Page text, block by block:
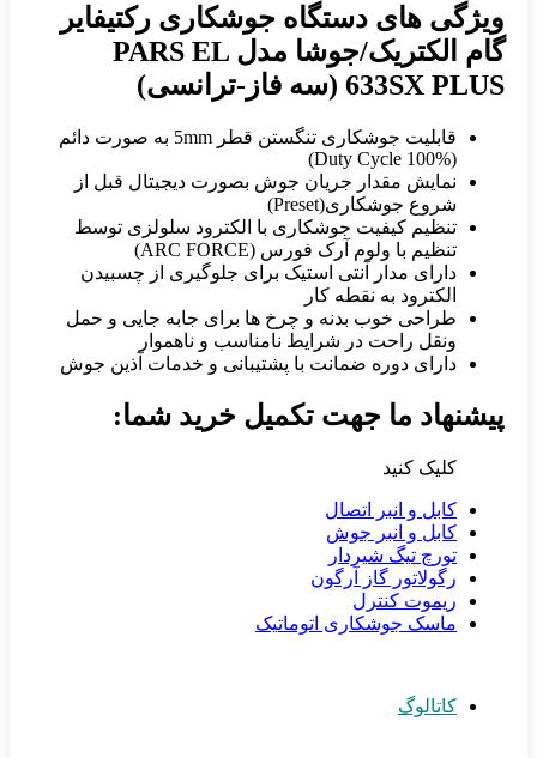
ویژگی های دستگاه جوشکاری رکتیفایر
گام الکتریک/جوشا مدل PARS EL
633SX PLUS (سه فاز-ترانسی)
قابلیت جوشکاری تنگستن قطر 5mm به صورت دائم
(Duty Cycle 100%)
نمایش مقدار جریان جوش بصورت دیجیتال قبل از
شروع جوشکاری(Preset)
تنظیم کیفیت جوشکاری با الکترود سلولزی توسط
تنظیم با ولوم آرک فورس (ARC FORCE)
دارای مدار آنتی استیک برای جلوگیری از چسبیدن
الکترود به نقطه کار
طراحی خوب بدنه و چرخ ها برای جابه جایی و حمل
ونقل راحت در شرایط نامناسب و ناهموار
دارای دوره ضمانت با پشتیبانی و خدمات آذین جوش
پیشنهاد ما جهت تکمیل خرید شما:
کلیک کنید
کابل و انبر اتصال
کابل و انبر جوش
تورچ تیگ شیردار
رگولاتور گاز آرگون
ریموت کنترل
ماسک جوشکاری اتوماتیک
کاتالوگ